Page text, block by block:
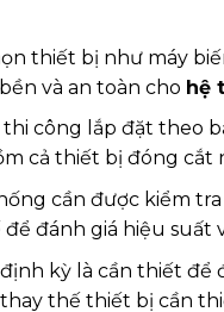
thiết bị như máy
và an toàn cho hệ
công lắp đặt theo
cả thiết bị đóng cắt
cần được kiểm
đánh giá hiệu suất
kỳ là cần thiết để
thế thiết bị cần